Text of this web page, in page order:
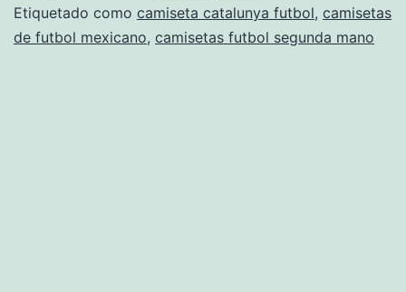
Vendidas
Del
Etiquetado como camiseta catalunya futbol, camisetas
de futbol mexicano, camisetas futbol segunda mano